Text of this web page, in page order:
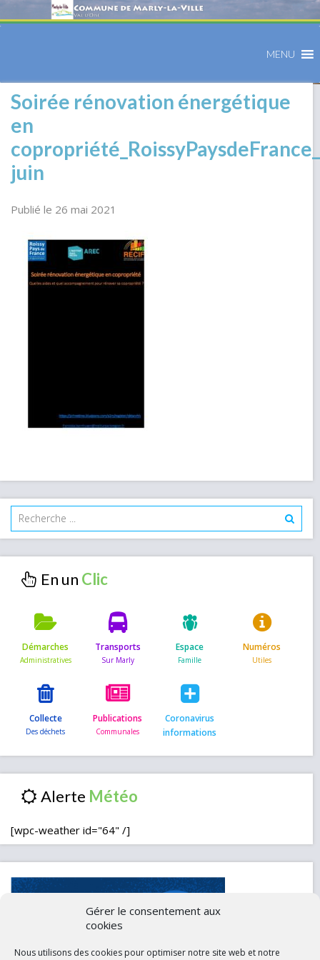
Gérer le consentement aux
cookies
Nous utilisons des cookies pour optimiser notre site web et notre
MENU
Soirée rénovation énergétique
en
juin
Publié le 26 mai 2021
En un
Démarches Transports Espace Numéros
Collecte Publications
Coronavirus
informations
Alerte
[wpc-weather id="64" /]